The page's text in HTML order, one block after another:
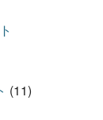
(11)